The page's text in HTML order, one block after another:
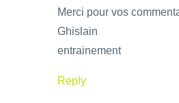
Merci pour vos
Ghislain
entrainement
Reply